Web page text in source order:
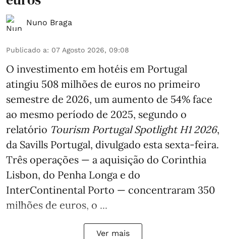
Nuno Braga
Publicado a: 07 Agosto 2026, 09:08
O investimento em hotéis em Portugal
atingiu 508 milhões de euros no primeiro
semestre de 2026, um aumento de 54% face
ao mesmo período de 2025, segundo o
relatório Tourism Portugal Spotlight H1 2026,
da Savills Portugal, divulgado esta sexta-feira.
Três operações — a aquisição do Corinthia
Lisbon, do Penha Longa e do
InterContinental Porto — concentraram 350
milhões de euros, o ...
Ver mais